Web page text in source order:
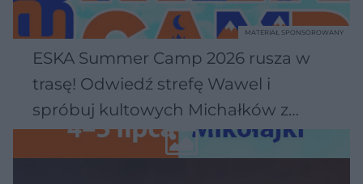
ESKA Summer Camp 2026 rusza w
trasę! Odwiedź strefę Wawel i
spróbuj kultowych Michałków z
Wawelu
MATERIAŁ SPONSOROWANY